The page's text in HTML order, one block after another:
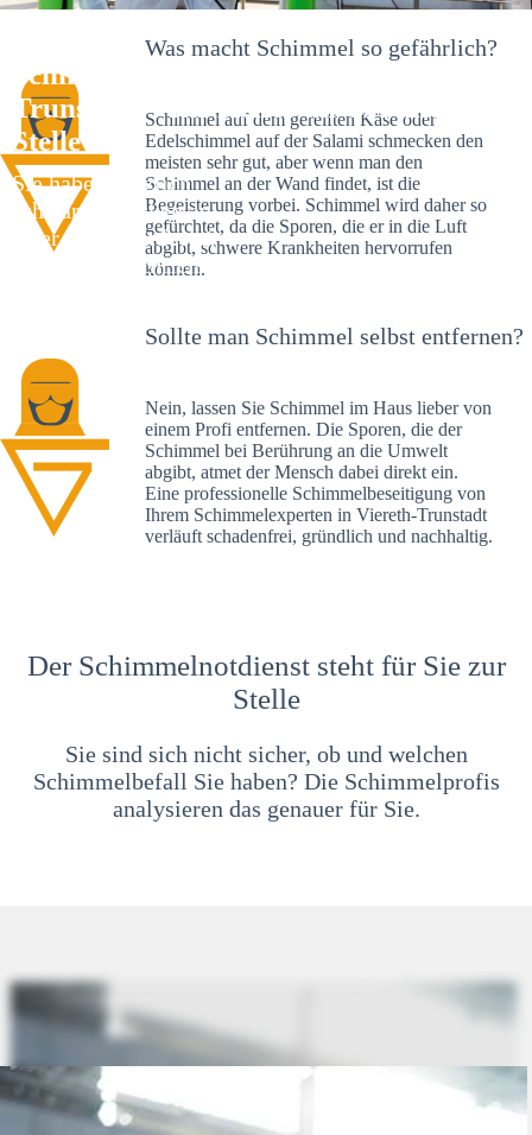
Schimmelexperte in Viereth-
Trunstadt – Ihr Helfer an Ort und
Stelle
Sie haben kürzlich
schwarze Flecken an
Ihrer Wand entdeckt?
Schlechte Nachrichten:
Was macht Schimmel so gefährlich?
Schimmel auf dem gereiften Käse oder
Edelschimmel auf der Salami schmecken den
meisten sehr gut, aber wenn man den
Schimmel an der Wand findet, ist die
Begeisterung vorbei. Schimmel wird daher so
gefürchtet, da die Sporen, die er in die Luft
abgibt, schwere Krankheiten hervorrufen
können.
Sollte man Schimmel selbst entfernen?
Nein, lassen Sie Schimmel im Haus lieber von
einem Profi entfernen. Die Sporen, die der
Schimmel bei Berührung an die Umwelt
abgibt, atmet der Mensch dabei direkt ein.
Eine professionelle Schimmelbeseitigung von
Ihrem Schimmelexperten in Viereth-Trunstadt
verläuft schadenfrei, gründlich und nachhaltig.
Der Schimmelnotdienst steht für Sie zur
Stelle
Sie sind sich nicht sicher, ob und welchen
Schimmelbefall Sie haben? Die Schimmelprofis
analysieren das genauer für Sie.